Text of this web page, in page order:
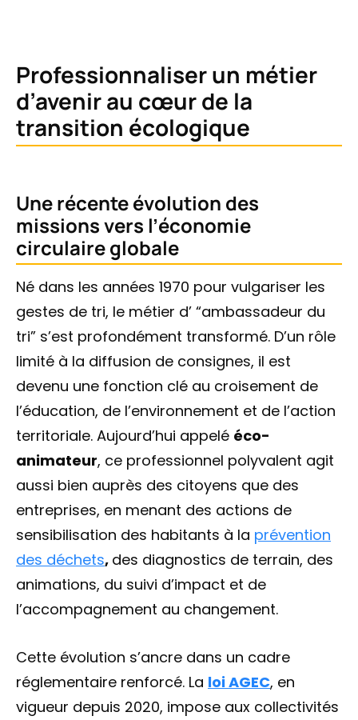
Professionnaliser un métier
d’avenir au cœur de la
transition écologique
Une récente évolution des
missions vers l’économie
circulaire globale
Né dans les années 1970 pour vulgariser les
gestes de tri, le métier d’ “ambassadeur du
tri” s’est profondément transformé. D’un rôle
limité à la diffusion de consignes, il est
devenu une fonction clé au croisement de
l’éducation, de l’environnement et de l’action
territoriale. Aujourd’hui appelé éco-
animateur, ce professionnel polyvalent agit
aussi bien auprès des citoyens que des
entreprises, en menant des actions de
sensibilisation des habitants à la prévention
des déchets, des diagnostics de terrain, des
animations, du suivi d’impact et de
l’accompagnement au changement.
Cette évolution s’ancre dans un cadre
réglementaire renforcé. La loi AGEC, en
vigueur depuis 2020, impose aux collectivités